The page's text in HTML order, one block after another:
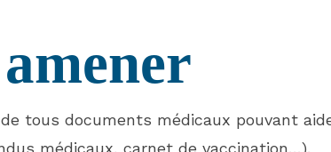
tous documents médicaux pouvant
médicaux, carnet de vaccination…).